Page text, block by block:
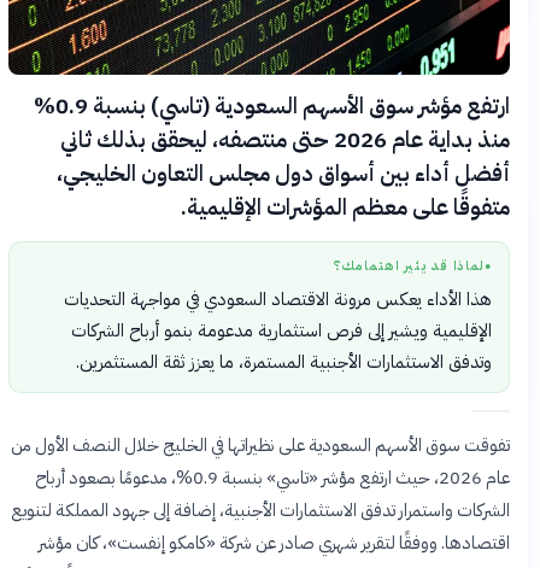
ارتفع مؤشر سوق الأسهم السعودية (تاسي) بنسبة 0.9%
منذ بداية عام 2026 حتى منتصفه، ليحقق بذلك ثاني
أفضل أداء بين أسواق دول مجلس التعاون الخليجي،
متفوقًا على معظم المؤشرات الإقليمية.
لماذا قد يثير اهتمامك؟
هذا الأداء يعكس مرونة الاقتصاد السعودي في مواجهة التحديات
الإقليمية ويشير إلى فرص استثمارية مدعومة بنمو أرباح الشركات
وتدفق الاستثمارات الأجنبية المستمرة، ما يعزز ثقة المستثمرين.
تفوقت سوق الأسهم السعودية على نظيراتها في الخليج خلال النصف الأول من
عام 2026، حيث ارتفع مؤشر «تاسي» بنسبة 0.9%، مدعومًا بصعود أرباح
الشركات واستمرار تدفق الاستثمارات الأجنبية، إضافة إلى جهود المملكة لتنويع
اقتصادها. ووفقًا لتقرير شهري صادر عن شركة «كامكو إنفست»، كان مؤشر